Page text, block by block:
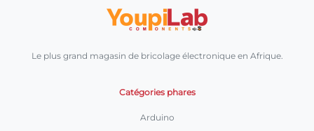
Le plus grand magasin de bricolage électronique en Afrique.
Catégories phares
Arduino